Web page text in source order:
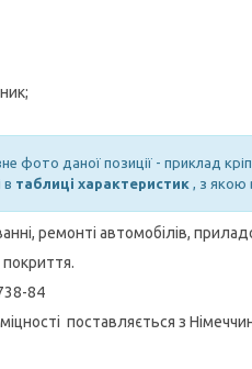
фото даної позиції - приклад
в таблиці характеристик , з
ремонті автомобілів,
покриття.
84
поставляється з